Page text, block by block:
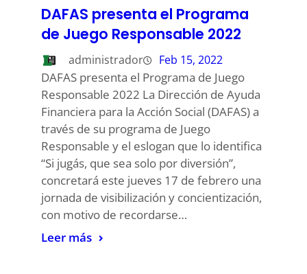
DAFAS presenta el Programa
de Juego Responsable 2022
administrador Feb 15, 2022
DAFAS presenta el Programa de Juego
Responsable 2022 La Dirección de Ayuda
Financiera para la Acción Social (DAFAS) a
través de su programa de Juego
Responsable y el eslogan que lo identifica
“Si jugás, que sea solo por diversión”,
concretará este jueves 17 de febrero una
jornada de visibilización y concientización,
con motivo de recordarse…
Leer más